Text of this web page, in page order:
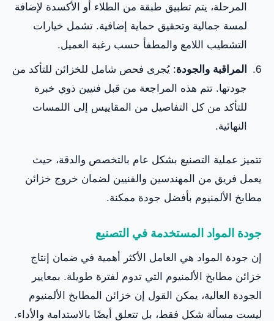
المرحلة، يتم تطبيق طبقة من الطلاء أو الأكسدة لإضافة
لمسة جمالية وتحقيق حماية إضافية. تشمل خيارات
التشطيب اللامع والمطفأ حسب رغبة العميل.
المراقبة والجودة: يُجرى فحص شامل للخزائن للتأكد من
جودتها. تتم هذه المراجعة من قبل فنيين ذوي خبرة
للتأكد من كل التفاصيل من المقاييس إلى اللمسات
النهائية.
تتميز عملية التصنيع بشكل عام بالتخصص والدقة، حيث
يعمل فريق من المهندسين والفنيين لضمان خروج خزائن
مطابخ الألمنيوم بأفضل جودة ممكنة.
جودة المواد المستخدمة في التصنيع
إن جودة المواد هي العامل الأكثر أهمية في ضمان إنتاج
خزائن مطابخ الألمنيوم التي تدوم لفترة طويلة. بمعايير
الجودة العالية، يمكن القول إن خزائن المطابخ الألمنيوم
ليست مسألة شكل فقط، بل تتعلق أيضًا بالاستدامة والأداء.